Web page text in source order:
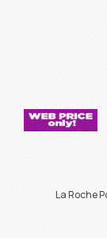
La Roche